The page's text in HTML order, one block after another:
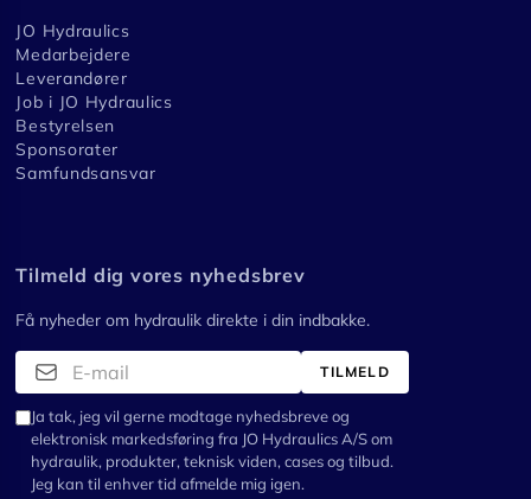
JO Hydraulics
Medarbejdere
Leverandører
Job i JO Hydraulics
Bestyrelsen
Sponsorater
Samfundsansvar
Tilmeld dig vores nyhedsbrev
Få nyheder om hydraulik direkte i din indbakke.
TILMELD
Ja tak, jeg vil gerne modtage nyhedsbreve og
elektronisk markedsføring fra JO Hydraulics A/S om
hydraulik, produkter, teknisk viden, cases og tilbud.
Jeg kan til enhver tid afmelde mig igen.